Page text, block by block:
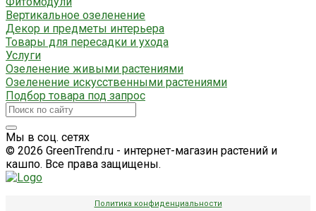
Вертикальное озеленение
Декор и предметы интерьера
Товары для пересадки и ухода
Услуги
Озеленение живыми растениями
Озеленение искусственными растениями
Подбор товара под запрос
Мы в соц. сетях
© 2026 GreenTrend.ru - интернет-магазин растений и
кашпо. Все права защищены.
Политика конфиденциальности